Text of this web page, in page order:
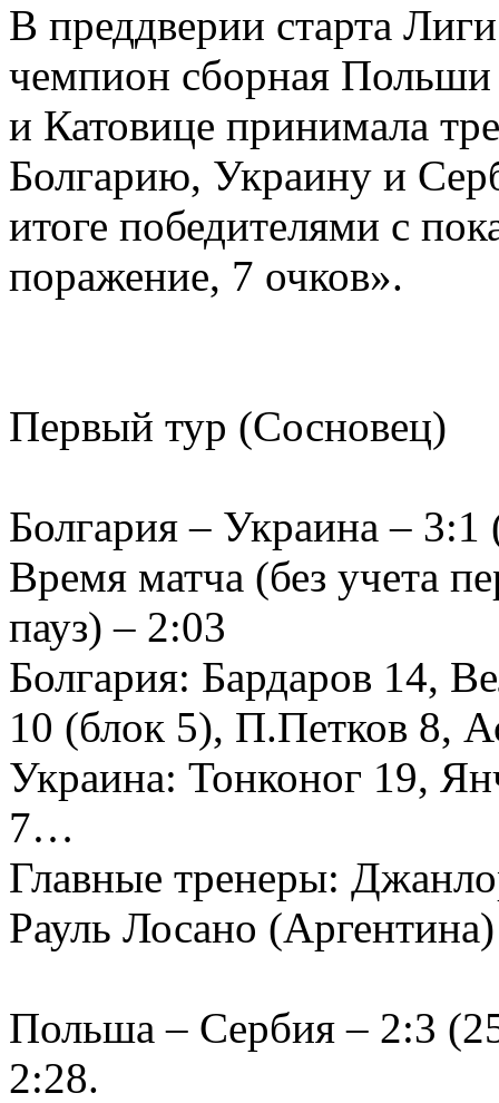
В преддверии старта
чемпион сборная Польши
и Катовице принимала
Болгарию, Украину и
итоге победителями с
поражение, 7 очков».
Первый тур (Сосновец)
Болгария – Украина –
Время матча (без учета
пауз) – 2:03
Болгария: Бардаров 14,
10 (блок 5), П.Петков 8,
Украина: Тонконог 19,
7…
Главные тренеры:
Рауль Лосано (Аргентина)
Польша – Сербия – 2:3
2:28.